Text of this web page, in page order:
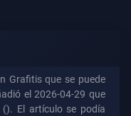
Grafitis que se puede
el 2026-04-29 que
El artículo se podía